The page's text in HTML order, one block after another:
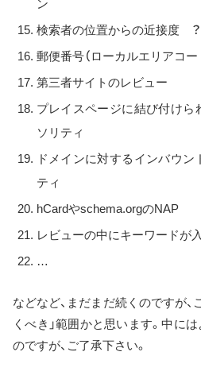
ン
検索者の位置からの近接度 ？
郵便番号（ローカルエリアコー
第三者サイトのレビュー
プレイスページに結び付けら
ソリティ
ドメインに対するインバウ
ティ
hCardやschema.orgのNAP
レビューの中にキーワードが
…
などなど、まだまだ続くのですが、
くべき」範囲かと思います。中に
のですが、ご了承下さい。